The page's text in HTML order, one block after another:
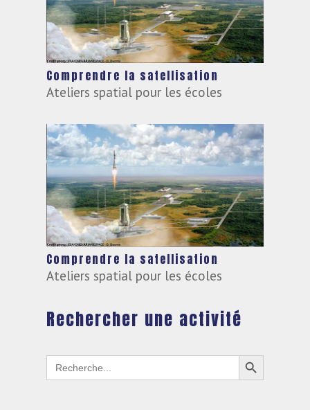
Comprendre la satellisation
Ateliers spatial pour les écoles
Comprendre la satellisation
Ateliers spatial pour les écoles
Rechercher une activité
Search
for:
Search Button